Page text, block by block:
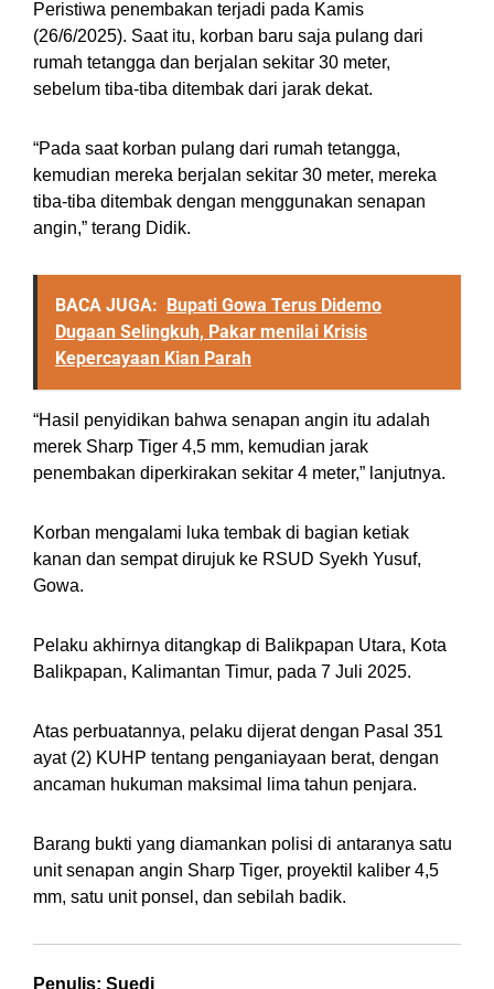
Peristiwa penembakan terjadi pada Kamis
(26/6/2025). Saat itu, korban baru saja pulang dari
rumah tetangga dan berjalan sekitar 30 meter,
sebelum tiba-tiba ditembak dari jarak dekat.
“Pada saat korban pulang dari rumah tetangga,
kemudian mereka berjalan sekitar 30 meter, mereka
tiba-tiba ditembak dengan menggunakan senapan
angin,” terang Didik.
BACA JUGA: Bupati Gowa Terus Didemo
Dugaan Selingkuh, Pakar menilai Krisis
Kepercayaan Kian Parah
“Hasil penyidikan bahwa senapan angin itu adalah
merek Sharp Tiger 4,5 mm, kemudian jarak
penembakan diperkirakan sekitar 4 meter,” lanjutnya.
Korban mengalami luka tembak di bagian ketiak
kanan dan sempat dirujuk ke RSUD Syekh Yusuf,
Gowa.
Pelaku akhirnya ditangkap di Balikpapan Utara, Kota
Balikpapan, Kalimantan Timur, pada 7 Juli 2025.
Atas perbuatannya, pelaku dijerat dengan Pasal 351
ayat (2) KUHP tentang penganiayaan berat, dengan
ancaman hukuman maksimal lima tahun penjara.
Barang bukti yang diamankan polisi di antaranya satu
unit senapan angin Sharp Tiger, proyektil kaliber 4,5
mm, satu unit ponsel, dan sebilah badik.
Penulis: Suedi